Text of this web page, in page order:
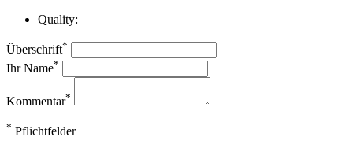
Quality:
Überschrift*
Ihr Name*
Kommentar*
* Pflichtfelder